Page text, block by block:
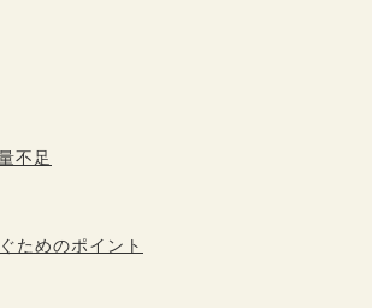
不足
ためのポイント